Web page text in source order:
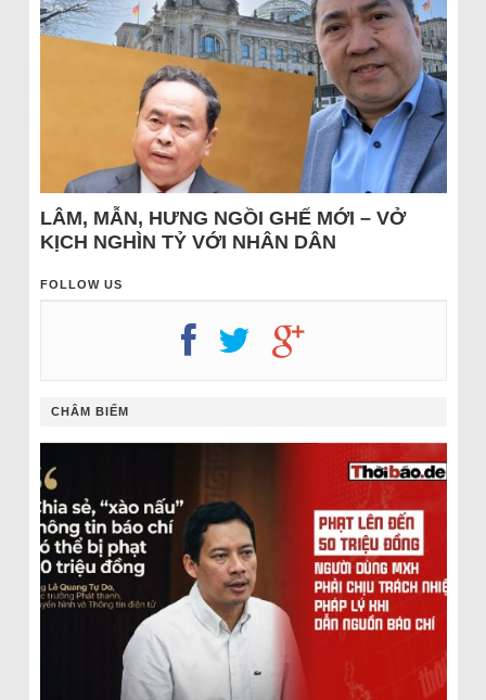
LÂM, MẪN, HƯNG NGỒI GHẾ MỚI – VỞ
KỊCH NGHÌN TỶ VỚI NHÂN DÂN
FOLLOW US
CHÂM BIẾM